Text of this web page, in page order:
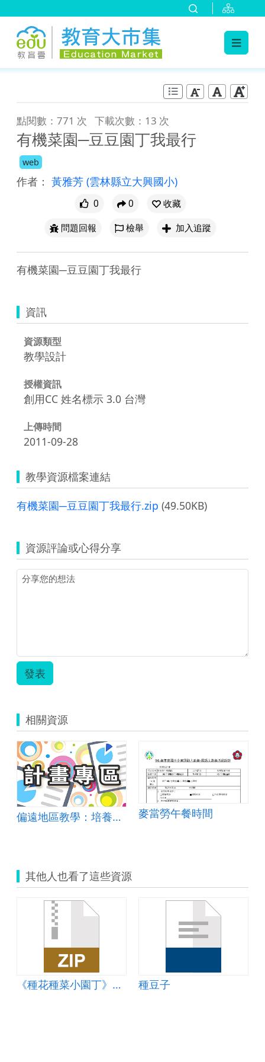
點閱數：771 次 下載次數：13 次
有機菜園─豆豆園丁我最行
web
作者： 黃雅芳 (雲林縣立大興國小)
0 0
收藏
問題回報
檢舉 加入追蹤
有機菜園─豆豆園丁我最行
資訊
資源類型
教學設計
授權資訊
創用CC 姓名標示 3.0 台灣
上傳時間
2011-09-28
教學資源檔案連結
有機菜園─豆豆園丁我最行.zip (49.50KB)
資源評論或心得分享
發表
相關資源
偏遠地區教學：培養道德實踐與公民意識素養 麥當勞午餐時間
其他人也看了這些資源
《種花種菜小園丁》簡報 種豆子